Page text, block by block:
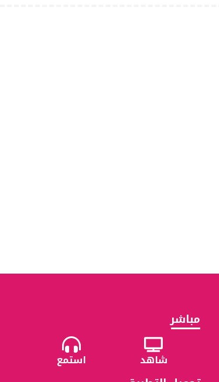
مباشر
شاهد استمع